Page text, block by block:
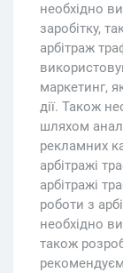
необхідно
заробітку,
арбітраж
маркетинг,
дії. Також
шляхом
рекламних
арбітражі
арбітражі
роботи з
необхідно
також